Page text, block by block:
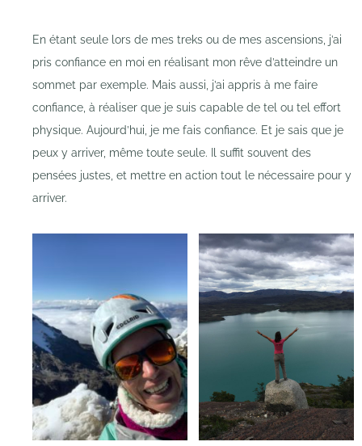
En étant seule lors de mes treks ou de mes ascensions, j’ai
pris confiance en moi en réalisant mon rêve d’atteindre un
sommet par exemple. Mais aussi, j’ai appris à me faire
confiance, à réaliser que je suis capable de tel ou tel effort
physique. Aujourd’hui, je me fais confiance. Et je sais que je
peux y arriver, même toute seule. Il suffit souvent des
pensées justes, et mettre en action tout le nécessaire pour y
arriver.